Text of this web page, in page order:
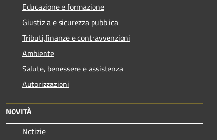
Educazione e formazione
Giustizia e sicurezza pubblica
Tributi,finanze e contravvenzioni
Ambiente
Salute, benessere e assistenza
Autorizzazioni
NOVITÀ
Notizie